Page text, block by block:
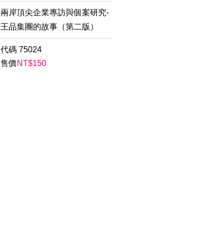
兩岸頂尖企業專訪與個案研究-
王品集團的故事（第二版）
代碼 75024
售價NT$150